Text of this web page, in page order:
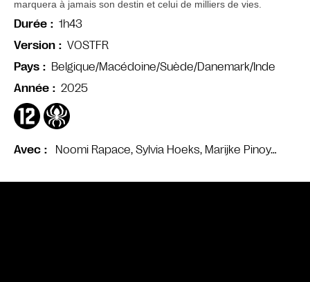
Avec Noomi Rapace, Sylvia Hoeks, Marijke Pinoy…
marquera à jamais son destin et celui de milliers de vies.
Durée
1h43
Version
VOSTFR
Pays
Belgique/Macédoine/Suède/Danemark/Inde
Année
2025